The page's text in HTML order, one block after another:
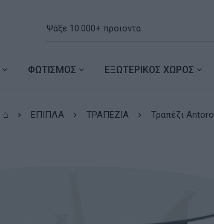
ΦΩΤΙΣΜΟΣ ΕΞΩΤΕΡΙΚΟΣ ΧΩΡΟΣ
⌂ ΕΠΙΠΛΑ ΤΡΑΠΕΖΙΑ